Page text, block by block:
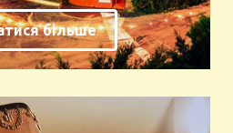
більше